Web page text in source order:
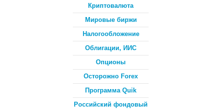
Криптовалюта
Мировые биржи
Налогообложение
Облигации, ИИС
Опционы
Осторожно Forex
Программа Quik
Российский фондовый